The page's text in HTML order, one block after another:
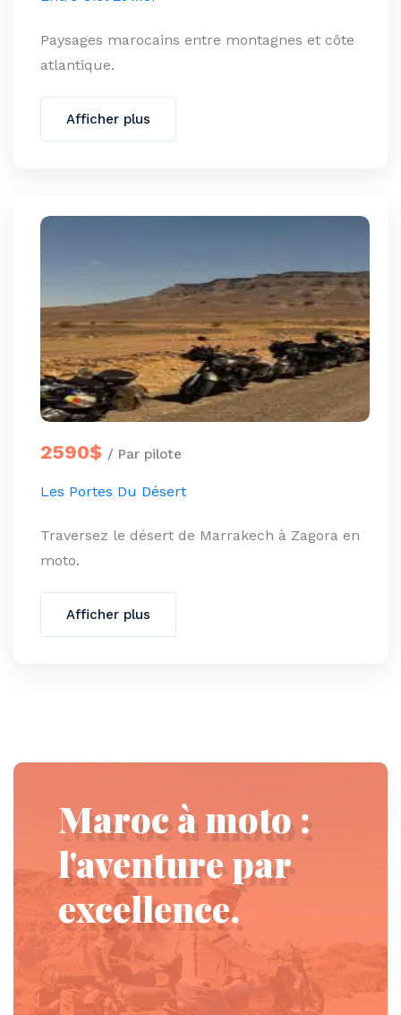
Paysages marocains entre montagnes et côte
atlantique.
Afficher plus
2590$ / Par pilote
Les Portes Du Désert
Traversez le désert de Marrakech à Zagora en
moto.
Afficher plus
Maroc à moto :
l'aventure par
excellence.